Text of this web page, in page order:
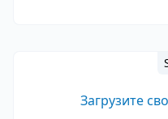
Загрузите